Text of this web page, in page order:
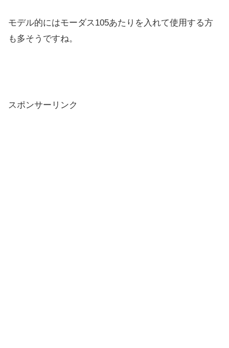
モデル的にはモーダス105あたりを入れて使用する方
も多そうですね。
スポンサーリンク